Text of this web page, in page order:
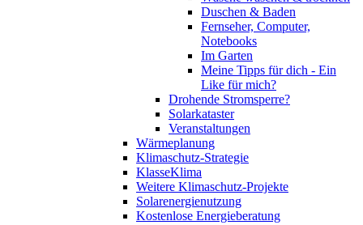
Duschen & Baden
Fernseher, Computer,
Notebooks
Im Garten
Meine Tipps für dich - Ein
Like für mich?
Drohende Stromsperre?
Solarkataster
Veranstaltungen
Wärmeplanung
Klimaschutz-Strategie
KlasseKlima
Weitere Klimaschutz-Projekte
Solarenergienutzung
Kostenlose Energieberatung